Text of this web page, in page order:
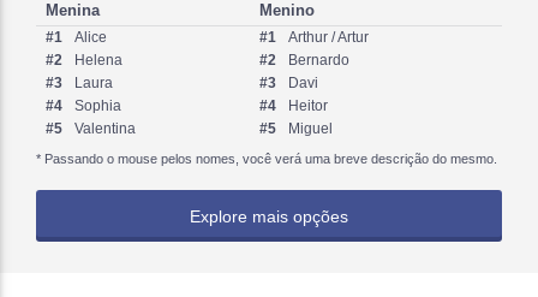
Menina Menino
#1 Alice #1
Arthur / Artur
#2
Helena #2
Bernardo
#3
Laura #3
Davi
#4
Sophia #4
Heitor
#5
Valentina #5 Miguel
* Passando o mouse pelos nomes, você verá uma breve descrição do mesmo.
Explore mais opções